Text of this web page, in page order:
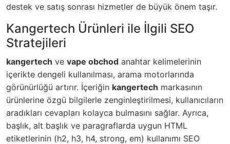
destek ve satış sonrası hizmetler de büyük önem taşır.
Kangertech Ürünleri ile İlgili SEO
Stratejileri
kangertech ve vape obchod anahtar kelimelerinin
içerikte dengeli kullanılması, arama motorlarında
görünürlüğü artırır. İçeriğin kangertech markasının
ürünlerine özgü bilgilerle zenginleştirilmesi, kullanıcıların
aradıkları cevapları kolayca bulmasını sağlar. Ayrıca,
başlık, alt başlık ve paragraflarda uygun HTML
etiketlerinin (h2, h3, h4, strong, em) kullanımı SEO